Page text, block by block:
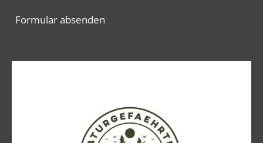
Formular absenden